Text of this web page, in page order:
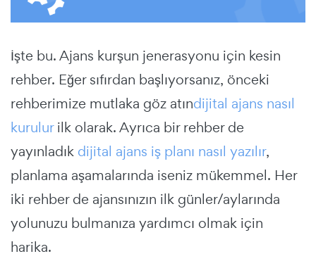
İşte bu. Ajans kurşun jenerasyonu için kesin
rehber. Eğer sıfırdan başlıyorsanız, önceki
rehberimize mutlaka göz atındijital ajans nasıl
kurulurilk olarak. Ayrıca bir rehber de
yayınladık dijital ajans iş planı nasıl yazılır,
planlama aşamalarında iseniz mükemmel. Her
iki rehber de ajansınızın ilk günler/aylarında
yolunuzu bulmanıza yardımcı olmak için
harika.